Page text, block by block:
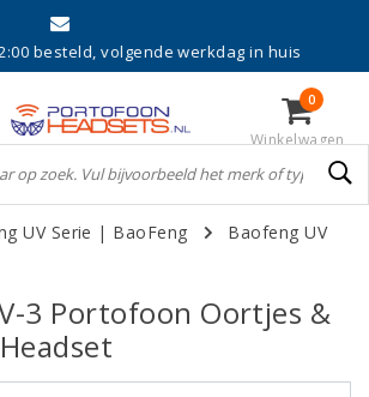
werkdag in huis
0
Winkelwagen
UV Serie | BaoFeng
Baofeng UV
3 Portofoon Oortjes &